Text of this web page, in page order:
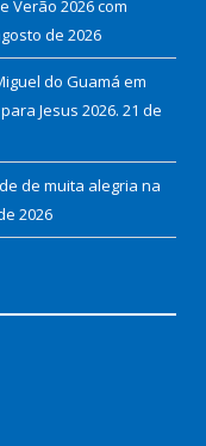
Verão 2026 com
de 2026
do Guamá em
Jesus 2026. 21 de
de muita alegria na
2026